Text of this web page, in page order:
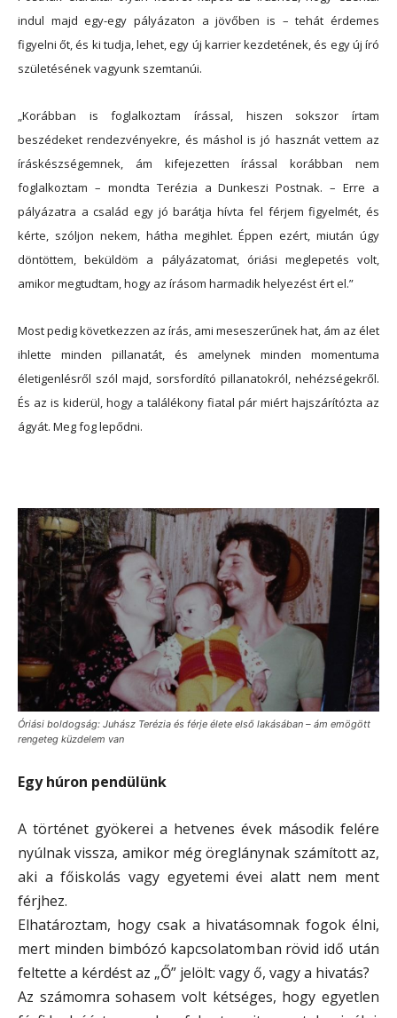
indul majd egy-egy pályázaton a jövőben is – tehát érdemes
figyelni őt, és ki tudja, lehet, egy új karrier kezdetének, és egy új író
születésének vagyunk szemtanúi.
„Korábban is foglalkoztam írással, hiszen sokszor írtam
beszédeket rendezvényekre, és máshol is jó hasznát vettem az
íráskészségemnek, ám kifejezetten írással korábban nem
foglalkoztam – mondta Terézia a Dunkeszi Postnak. – Erre a
pályázatra a család egy jó barátja hívta fel férjem figyelmét, és
kérte, szóljon nekem, hátha megihlet. Éppen ezért, miután úgy
döntöttem, beküldöm a pályázatomat, óriási meglepetés volt,
amikor megtudtam, hogy az írásom harmadik helyezést ért el.”
Most pedig következzen az írás, ami meseszerűnek hat, ám az élet
ihlette minden pillanatát, és amelynek minden momentuma
életigenlésről szól majd, sorsfordító pillanatokról, nehézségekről.
És az is kiderül, hogy a találékony fiatal pár miért hajszárítózta az
ágyát. Meg fog lepődni.
Óriási boldogság: Juhász Terézia és férje élete első lakásában – ám emögött
rengeteg küzdelem van
Egy húron pendülünk
A történet gyökerei a hetvenes évek második felére
nyúlnak vissza, amikor még öreglánynak számított az,
aki a főiskolás vagy egyetemi évei alatt nem ment
férjhez.
Elhatároztam, hogy csak a hivatásomnak fogok élni,
mert minden bimbózó kapcsolatomban rövid idő után
feltette a kérdést az „Ő” jelölt: vagy ő, vagy a hivatás?
Az számomra sohasem volt kétséges, hogy egyetlen